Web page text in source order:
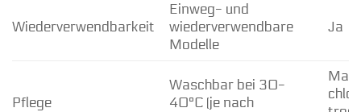
Wiederverwendbarkeit
Einweg- und
wiederverwendbare
Modelle
Ja
Pflege
Waschbar bei 30-
40°C (je nach